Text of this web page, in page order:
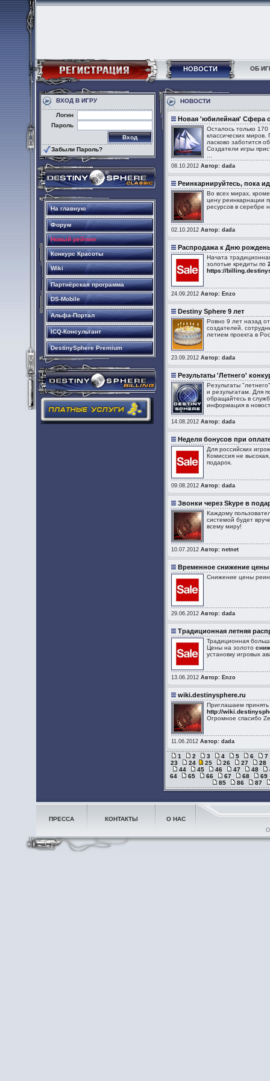
НОВОСТИ ОБ
ВХОД В ИГРУ
Логин
Пароль
Забыли Пароль?
На главную
Форум
Новый рейтинг
Конкурс Красоты
Wiki
Партнёрская программа
DS-Mobile
Альфа-Портал
ICQ-Консультант
DestinySphere Premium
НОВОСТИ
Новая 'юбилейная' Сфера
Осталось только
классических
ласково заботится
Создатели игры
08.10.2012 Автор: dada
Реинкарнируйтесь, пока
Во всех мирах,
цену реинкарнации
ресурсов в серебре
02.10.2012 Автор: dada
Распродажа к Дню
Начата
золотые кредиты по
https://
24.09.2012 Автор: Enzo
Destiny Sphere 9 лет
Ровно 9 лет назад
создателей,
летием проекта в
23.09.2012 Автор: dada
Результаты 'Летнего'
Результаты
и результатам. Для
обращайтесь в
информация в
14.08.2012 Автор: dada
Неделя бонусов при
Для российских
Комиссия не
подарок.
09.08.2012 Автор: dada
Звонки через Skype в
Каждому
системой будет
всему миру!
10.07.2012 Автор: netnet
Временное снижение цены
Снижение цены
29.06.2012 Автор: dada
Традиционная летняя
Традиционная
Цены на золото
установку игровых
13.06.2012 Автор: Enzo
wiki.destinysphere.ru
Приглашаем принять
http://
Огромное спасибо
11.06.2012 Автор: dada
1 2 3 4 5 6
7
23
24 25 26 27
28
44
45 46 47 48
64
65 66 67 68
69
85
86 87
ПРЕССА КОНТАКТЫ О НАС